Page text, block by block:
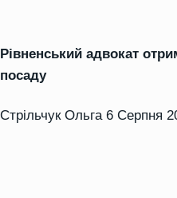
Рівненський адвокат
посаду
Стрільчук Ольга 6 Серпня